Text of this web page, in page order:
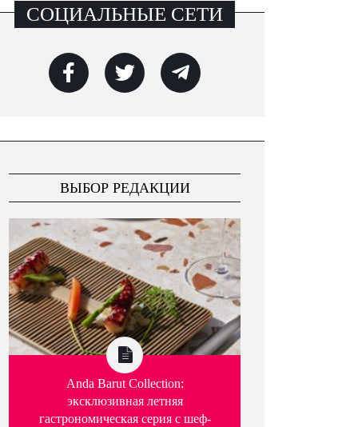
СОЦИАЛЬНЫЕ СЕТИ
ВЫБОР РЕДАКЦИИ
Anda Barut Collection:
эксклюзивная летняя
гастрономическая серия с шеф-